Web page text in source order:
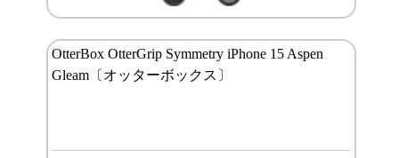
OtterBox OtterGrip Symmetry iPhone 15 Aspen
Gleam〔オッターボックス〕